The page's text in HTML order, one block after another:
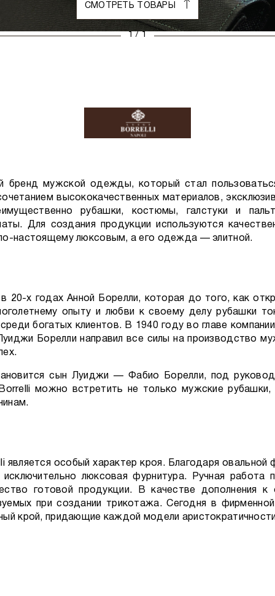
1 / 1
СМОТРЕТЬ ТОВАРЫ
бренд мужской одежды, который стал
высококачественных материалов,
рубашки, костюмы, галстуки и
Для создания продукции используются
настоящему люксовым, а его одежда — элитной.
20-х годах Анной Борелли, которая до того, как
опыту и любви к своему делу рубашки
богатых клиентов. В 1940 году во главе
Борелли направил все силы на производство
сын Луиджи — Фабио Борелли, под
можно встретить не только мужские
является особый характер кроя. Благодаря
люксовая фурнитура. Ручная работа
готовой продукции. В качестве дополнения
при создании трикотажа. Сегодня в
крой, придающие каждой модели аристократичности